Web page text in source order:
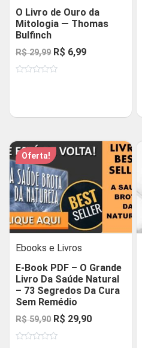
O Livro de Ouro da
Mitologia — Thomas
Bulfinch
R$29,99 O
preço
R$ 29,99.
R$ 6,99O
R$ 6,99.
Oferta!
Ebooks e Livros
E-Book PDF – O Grande
Livro Da Saúde Natural
– 73 Segredos Da Cura
Sem Remédio
R$59,90 O
preço
R$ 29,90O